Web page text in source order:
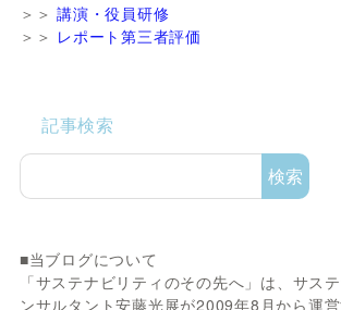
＞＞講演・役員研修
＞＞ レポート第三者評価
記事検索
検索
■当ブログについて
「サステナビリティのその先へ」は、サス
ンサルタント安藤光展が2009年8月から運